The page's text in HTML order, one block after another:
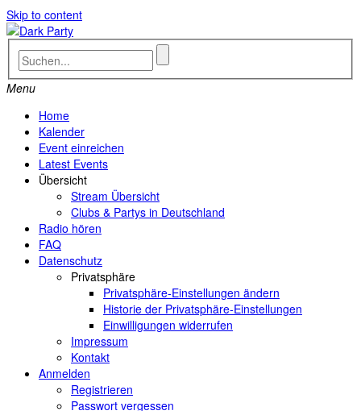
Skip to content
Menu
Home
Kalender
Event einreichen
Latest Events
Übersicht
Stream Übersicht
Clubs & Partys in Deutschland
Radio hören
FAQ
Datenschutz
Privatsphäre
Privatsphäre-Einstellungen ändern
Historie der Privatsphäre-Einstellungen
Einwilligungen widerrufen
Impressum
Kontakt
Anmelden
Registrieren
Passwort vergessen